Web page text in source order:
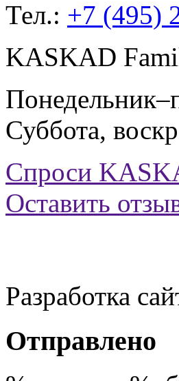
Тел.: +7 (495)
KASKAD
Суббота,
Спроси
Оставить
Разработка
Отправлено